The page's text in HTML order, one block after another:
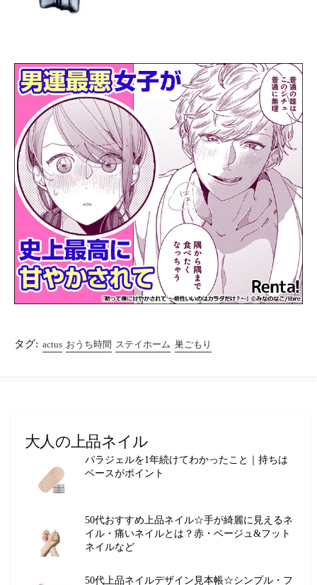
タグ: actus おうち時間 ステイホーム 巣ごもり
大人の上品ネイル
パラジェルを1年続けてわかったこと｜持ちは
ベースがポイント
50代おすすめ上品ネイル☆手が綺麗に見えるネ
イル・痛いネイルとは？赤・ベージュ&フット
ネイルなど
50代上品ネイルデザイン見本帳☆シンプル・フ